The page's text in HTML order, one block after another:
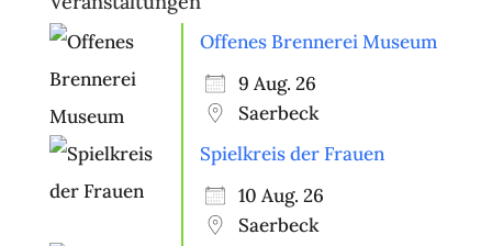
Offenes Brennerei Museum
9 Aug. 26
Saerbeck
Spielkreis der Frauen
10 Aug. 26
Saerbeck